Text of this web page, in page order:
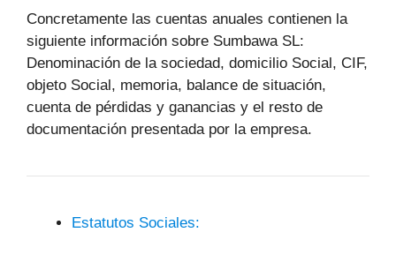
Concretamente las cuentas anuales contienen la
siguiente información sobre Sumbawa SL:
Denominación de la sociedad, domicilio Social, CIF,
objeto Social, memoria, balance de situación,
cuenta de pérdidas y ganancias y el resto de
documentación presentada por la empresa.
Estatutos Sociales: